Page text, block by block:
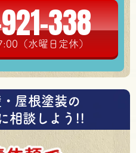
338
（水曜日定休）
屋根塗装の
相談しよう!!